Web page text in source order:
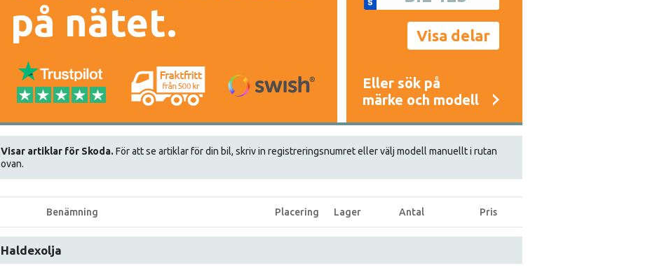
på nätet.
Eller sök på
märke och modell
Visar artiklar för Skoda. För att se artiklar för din bil, skriv in registreringsnumret eller välj modell manuellt i rutan
ovan.
Benämning Placering Lager Antal Pris
Haldexolja